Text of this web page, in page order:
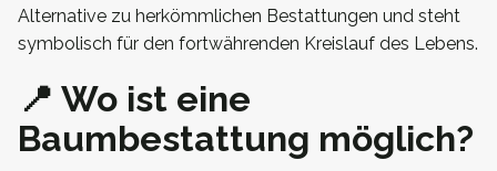
Alternative zu herkömmlichen Bestattungen und steht
symbolisch für den fortwährenden Kreislauf des Lebens.
📍 Wo ist eine
Baumbestattung möglich?